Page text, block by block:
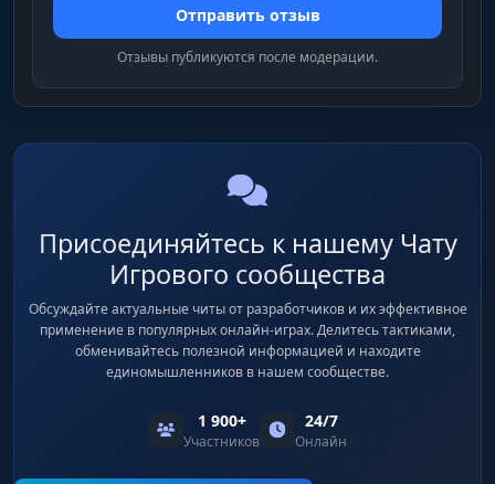
Отправить отзыв
Отзывы публикуются после модерации.
Присоединяйтесь к нашему Чату
Игрового сообщества
Обсуждайте актуальные читы от разработчиков и их эффективное
применение в популярных онлайн-играх. Делитесь тактиками,
обменивайтесь полезной информацией и находите
единомышленников в нашем сообществе.
1 900+
Участников
24/7
Онлайн